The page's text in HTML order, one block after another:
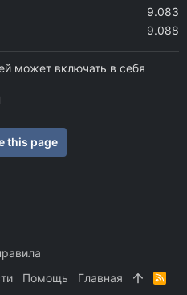
9.083
9.088
может включать в себя
this page
Помощь Главная
R